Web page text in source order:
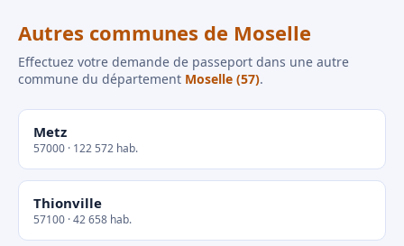
Autres communes de Moselle
Effectuez votre demande de passeport dans une autre
commune du département Moselle (57).
Metz
57000 · 122 572 hab.
Thionville
57100 · 42 658 hab.